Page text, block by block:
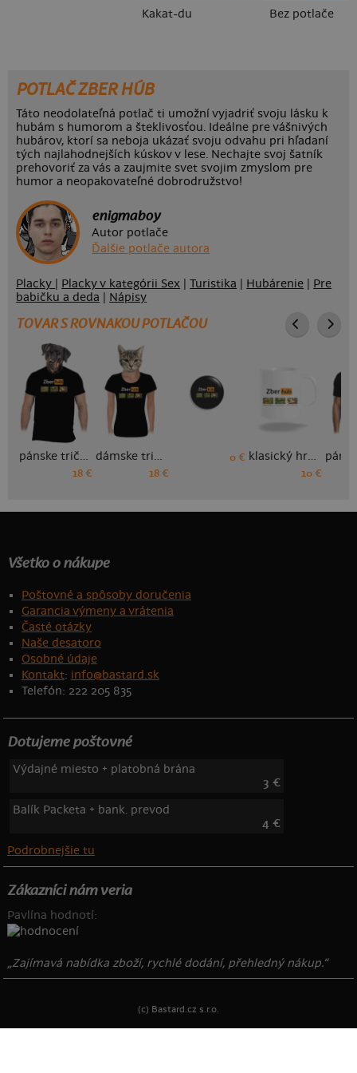
Kakat-du Bez potlače
POTLAČ ZBER HÚB
Táto neodolateľná potlač ti umožní vyjadriť svoju lásku k
hubám s humorom a šteklivosťou. Ideálne pre vášnivých
hubárov, ktorí sa neboja ukázať svoju odvahu pri hľadaní
tých najlahodnejších kúskov v lese. Nechajte svoj šatník
prehovoriť za vás a zaujmite svet svojim zmyslom pre
humor a neopakovateľné dobrodružstvo!
enigmaboy
Autor potlače
Ďalšie potlače autora
Placky Placky v kategórii Sex |Turistika Hubárenie
Pre
babičku a deda
Nápisy
TOVAR S ROVNAKOU POTLAČOU
pánske tričko
18 €
dámske tričko
18 €
0 € klasický hrnček
10 €
Všetko o nákupe
Poštovné a spôsoby doručenia
Garancia výmeny a vrátenia
Časté otázky
Naše desatoro
Osobné údaje
Kontakt: info@bastard.sk
Telefón: 222 205 835
Dotujeme poštovné
Výdajné miesto + platobná brána
3 €
Balík Packeta + bank. prevod
4 €
Podrobnejšie tu
Zákazníci nám veria
Pavlína hodnotí:
„Zajímavá nabídka zboží, rychlé dodání, přehledný nákup.“
(c) Bastard.cz s.r.o.